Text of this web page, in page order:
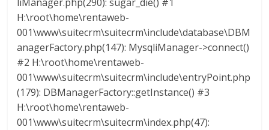
n
C
o
H:\root\home\rentaweb-
001\www\suitecrm\suitecrm\include\database\DBM
anagerFactory.php(147): MysqliManager->connect()
#2 H:\root\home\rentaweb-
001\www\suitecrm\suitecrm\include\entryPoint.php
(179): DBManagerFactory::getInstance() #3
H:\root\home\rentaweb-
001\www\suitecrm\suitecrm\index.php(47):